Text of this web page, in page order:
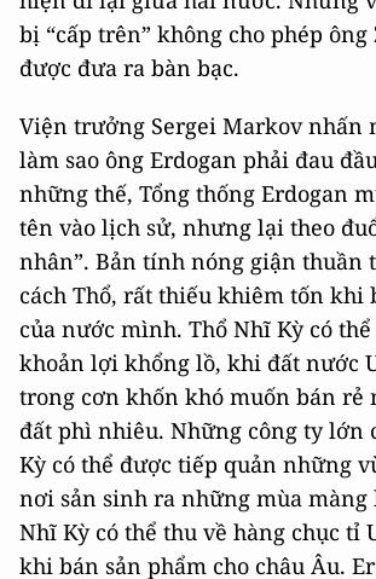
bị “cấp trên” không cho phép
được đưa ra bàn bạc.
Viện trưởng Sergei Markov nhấn
làm sao ông Erdogan phải đau
những thế, Tổng thống Erdogan
tên vào lịch sử, nhưng lại theo
nhân”. Bản tính nóng giận thuần
cách Thổ, rất thiếu khiêm tốn khi
của nước mình. Thổ Nhĩ Kỳ có
khoản lợi khổng lồ, khi đất nước
trong cơn khốn khó muốn bán rẻ
đất phì nhiêu. Những công ty lớn
Kỳ có thể được tiếp quản những
nơi sản sinh ra những mùa màng
Nhĩ Kỳ có thể thu về hàng chục tỉ
khi bán sản phẩm cho châu Âu.